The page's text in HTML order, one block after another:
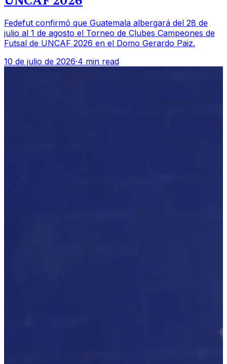
Fedefut confirmó que Guatemala albergará del 28 de
julio al 1 de agosto el Torneo de Clubes Campeones de
Futsal de UNCAF 2026 en el Domo Gerardo Paiz.
10 de julio de 2026·4 min read